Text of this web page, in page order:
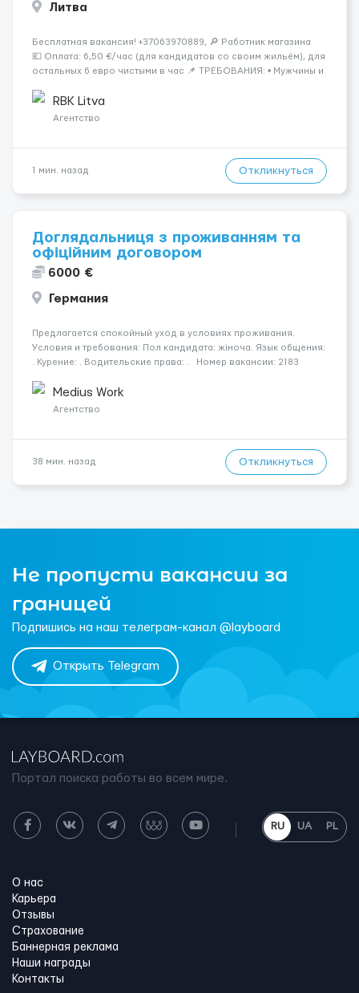
Литва
Бесплатная вакансия! +37063970889, 🔎 Работник магазина
💶 Оплата: 6,50 €/час (для кандидатов со своим жильём), для
остальных 6 евро чистыми в час 📌 ТРЕБОВАНИЯ: • Мужчины и
работать &bul...
RBK Litva
Агентство
1 мин. назад Откликнуться
Доглядальниця з проживанням та
офіційним договором
6000 €
Германия
Предлагается спокойный уход в условиях проживания.
Условия и требования: Пол кандидата: жіноча. Язык общения:
. Курение: . Водительские права: . Номер вакансии: 2183
Укр...Medius Work
Агентство
38 мин. назад Откликнуться
Не пропусти вакансии за
границей
Подпишись на наш телеграм-канал @layboard
Открыть Telegram
Портал поиска работы во всем мире.
RU UA PL
О нас
Карьера
Отзывы
Страхование
Баннерная реклама
Наши награды
Контакты